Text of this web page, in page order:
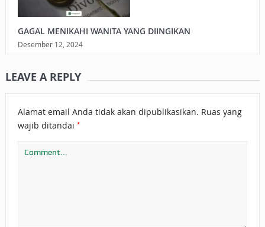
GAGAL MENIKAHI WANITA YANG DIINGIKAN
Desember 12, 2024
LEAVE A REPLY
Alamat email Anda tidak akan dipublikasikan. Ruas yang
wajib ditandai *